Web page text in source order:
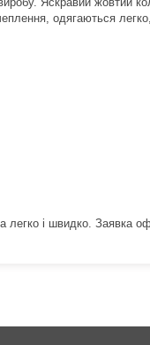
одягаються
легко і швидко. Заявка